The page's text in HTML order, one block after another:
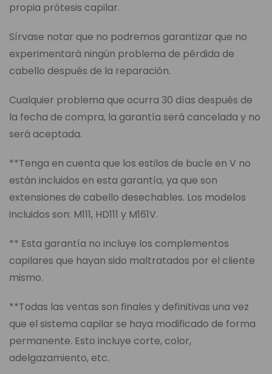
propia prótesis capilar.
Sírvase notar que no podremos garantizar que no
experimentará ningún problema de pérdida de
cabello después de la reparación.
Cualquier problema que ocurra 30 días después de
la fecha de compra, la garantía será cancelada y no
será aceptada.
**Tenga en cuenta que los estilos de bucle en V no
están incluidos en esta garantía, ya que son
extensiones de cabello desechables. Los modelos
incluidos son: M111, HD111 y M161V.
** Esta garantía no incluye los complementos
capilares que hayan sido maltratados por el cliente
mismo.
**Todas las ventas son finales y definitivas una vez
que el sistema capilar se haya modificado de forma
permanente. Esto incluye corte, color,
adelgazamiento, etc.